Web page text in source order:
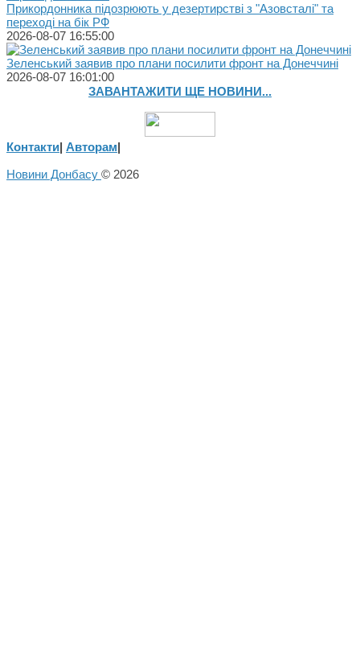
Прикордонника підозрюють у дезертирстві з "Азовсталі" та
переході на бік РФ
2026-08-07 16:55:00
Зеленський заявив про плани посилити фронт на Донеччині
2026-08-07 16:01:00
ЗАВАНТАЖИТИ ЩЕ НОВИНИ...
Контакти| Авторам|
Новини Донбасу © 2026